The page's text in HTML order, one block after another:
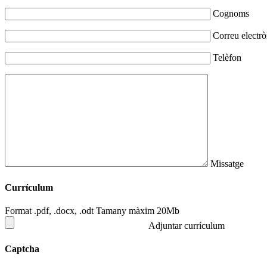
Cognoms
Correu
Telèfon
Missatge
Currículum
Format .pdf, .docx, .odt Tamany màxim 20Mb
Adjuntar currículum
Captcha